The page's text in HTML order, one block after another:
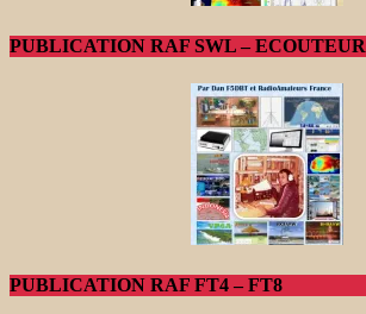
PUBLICATION RAF SWL – ECOUTEUR
PUBLICATION RAF FT4 – FT8